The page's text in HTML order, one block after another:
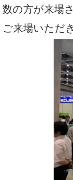
数の方が来場
ご来場いただ